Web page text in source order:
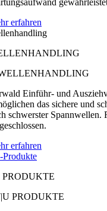
erfahren
Einführ- und
das sichere und
schwerster Spannwellen.
erfahren
PRODUKTE